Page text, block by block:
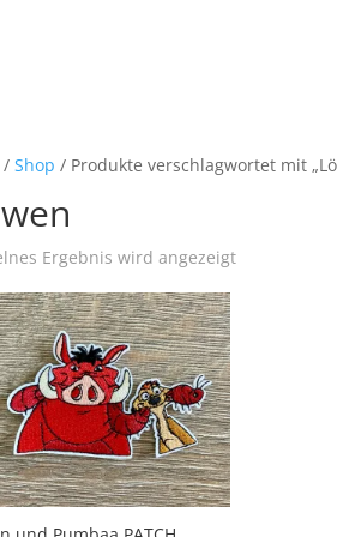
/Shop / Produkte verschlagwortet mit
Ergebnis wird angezeigt